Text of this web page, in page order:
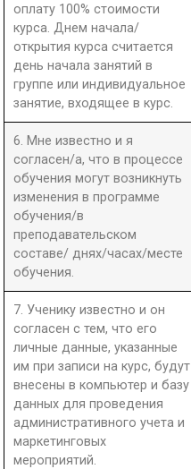
оплату 100% стоимости
курса. Днем начала/
открытия курса считается
день начала занятий в
группе или индивидуальное
занятие, входящее в курс.
6. Мне известно и я
согласен/а, что в процессе
обучения могут возникнуть
изменения в программе
обучения/в
преподавательском
составе/ днях/часах/месте
обучения.
7. Ученику известно и он
согласен с тем, что его
личные данные, указанные
им при записи на курс, будут
внесены в компьютер и базу
данных для проведения
административного учета и
маркетинговых
мероприятий.